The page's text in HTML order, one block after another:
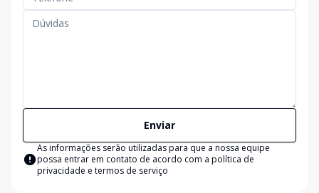
Enviar
As informações serão utilizadas para que a nossa equipe
possa entrar em contato de acordo com a política de
privacidade e termos de serviço